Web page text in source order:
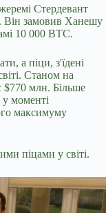
Стердевант
Він замовив Ханешу
10 000 BTC.
а піци, з'їдені
Станом на
$770 млн. Більше
у моменті
максимуму
піцами у світі.